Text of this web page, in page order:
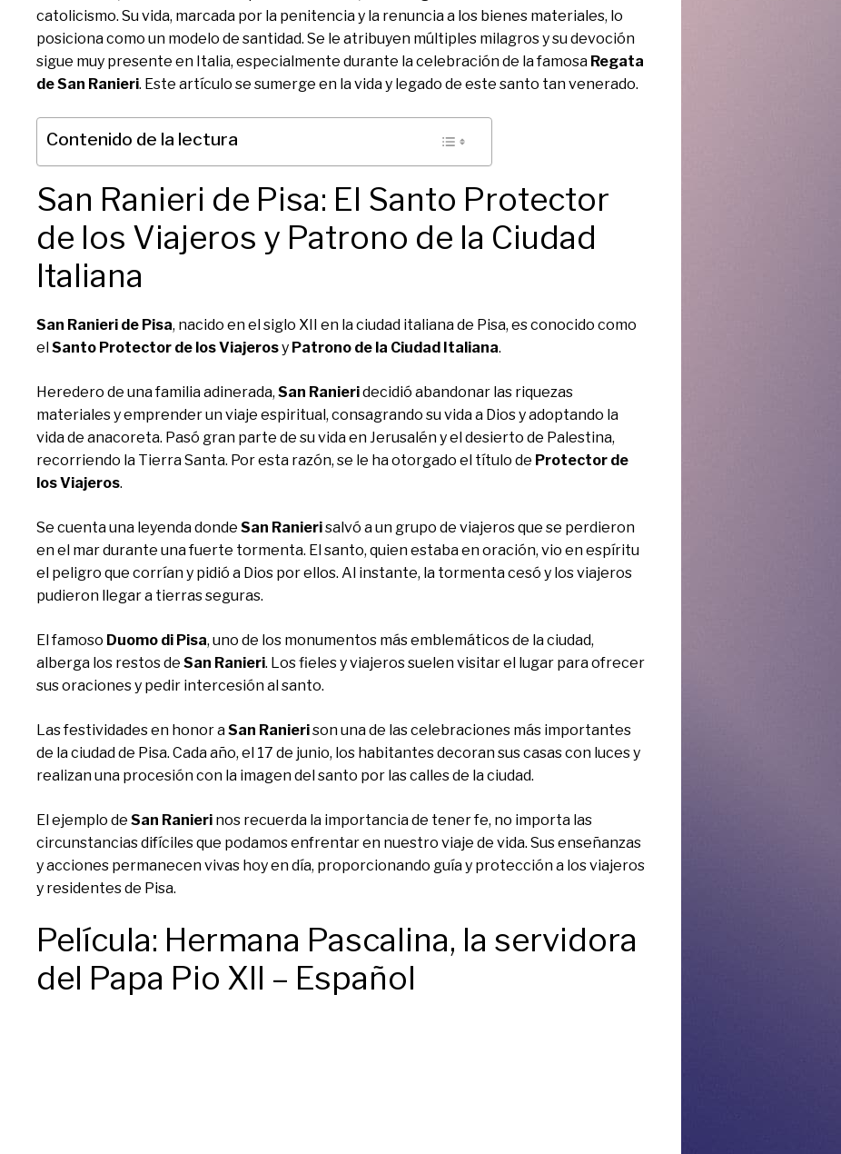
catolicismo. Su vida, marcada por la penitencia y la renuncia a los bienes materiales, lo
posiciona como un modelo de santidad. Se le atribuyen múltiples milagros y su devoción
sigue muy presente en Italia, especialmente durante la celebración de la famosa Regata
de San Ranieri. Este artículo se sumerge en la vida y legado de este santo tan venerado.
Contenido de la lectura
San Ranieri de Pisa: El Santo Protector
de los Viajeros y Patrono de la Ciudad
Italiana
San Ranieri de Pisa, nacido en el siglo XII en la ciudad italiana de Pisa, es conocido como
elSanto Protector de los Viajerosy Patrono de la Ciudad Italiana.
Heredero de una familia adinerada, San Ranieridecidió abandonar las riquezas
materiales y emprender un viaje espiritual, consagrando su vida a Dios y adoptando la
vida de anacoreta. Pasó gran parte de su vida en Jerusalén y el desierto de Palestina,
recorriendo la Tierra Santa. Por esta razón, se le ha otorgado el título de Protector de
los Viajeros.
Se cuenta una leyenda donde San Ranierisalvó a un grupo de viajeros que se perdieron
en el mar durante una fuerte tormenta. El santo, quien estaba en oración, vio en espíritu
el peligro que corrían y pidió a Dios por ellos. Al instante, la tormenta cesó y los viajeros
pudieron llegar a tierras seguras.
El famoso Duomo di Pisa, uno de los monumentos más emblemáticos de la ciudad,
alberga los restos de San Ranieri. Los fieles y viajeros suelen visitar el lugar para ofrecer
sus oraciones y pedir intercesión al santo.
Las festividades en honor aSan Ranierison una de las celebraciones más importantes
de la ciudad de Pisa. Cada año, el 17 de junio, los habitantes decoran sus casas con luces y
realizan una procesión con la imagen del santo por las calles de la ciudad.
El ejemplo de San Ranieri nos recuerda la importancia de tener fe, no importa las
circunstancias difíciles que podamos enfrentar en nuestro viaje de vida. Sus enseñanzas
y acciones permanecen vivas hoy en día, proporcionando guía y protección a los viajeros
y residentes de Pisa.
Película: Hermana Pascalina, la servidora
del Papa Pio XII – Español